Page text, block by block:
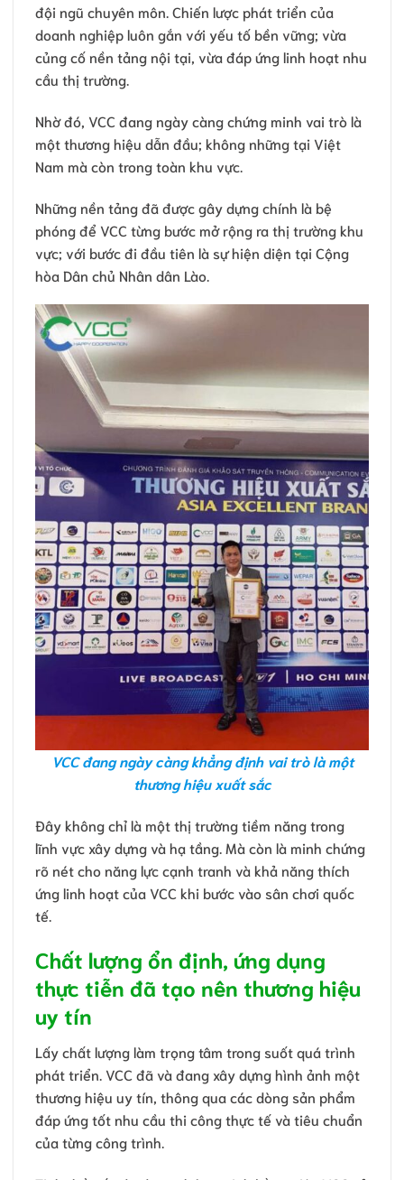
đội ngũ chuyên môn. Chiến lược phát triển của
doanh nghiệp luôn gắn với yếu tố bền vững; vừa
củng cố nền tảng nội tại, vừa đáp ứng linh hoạt nhu
cầu thị trường.
Nhờ đó, VCC đang ngày càng chứng minh vai trò là
một thương hiệu dẫn đầu; không những tại Việt
Nam mà còn trong toàn khu vực.
Những nền tảng đã được gây dựng chính là bệ
phóng để VCC từng bước mở rộng ra thị trường khu
vực; với bước đi đầu tiên là sự hiện diện tại Cộng
hòa Dân chủ Nhân dân Lào.
VCC đang ngày càng khẳng định vai trò là một
thương hiệu xuất sắc
Đây không chỉ là một thị trường tiềm năng trong
lĩnh vực xây dựng và hạ tầng. Mà còn là minh chứng
rõ nét cho năng lực cạnh tranh và khả năng thích
ứng linh hoạt của VCC khi bước vào sân chơi quốc
tế.
Chất lượng ổn định, ứng dụng
thực tiễn đã tạo nên thương hiệu
uy tín
Lấy chất lượng làm trọng tâm trong suốt quá trình
phát triển. VCC đã và đang xây dựng hình ảnh một
thương hiệu uy tín, thông qua các dòng sản phẩm
đáp ứng tốt nhu cầu thi công thực tế và tiêu chuẩn
của từng công trình.